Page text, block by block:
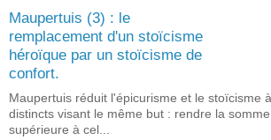
Maupertuis (3) : le
remplacement d'un stoïcisme
héroïque par un stoïcisme de
confort.
Maupertuis réduit l'épicurisme et le stoïcisme
distincts visant le même but : rendre la
supérieure à cel...